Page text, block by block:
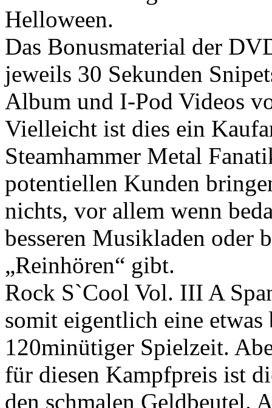
Helloween.
Das Bonusmaterial der
jeweils 30 Sekunden
Album und I-Pod Videos
Vielleicht ist dies ein
Steamhammer Metal
potentiellen Kunden
nichts, vor allem wenn
besseren Musikladen oder
„Reinhören“ gibt.
Rock S`Cool Vol. III A
somit eigentlich eine
120minütiger Spielzeit.
für diesen Kampfpreis ist
den schmalen Geldbeutel.